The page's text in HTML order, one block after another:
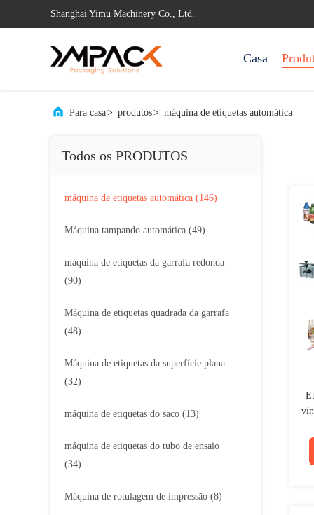
Shanghai Yimu Machinery Co., Ltd.
Casa
Para casa> produtos> máquina de etiquetas automática
Todos os PRODUTOS
máquina de etiquetas automática (146)
Máquina tampando automática (49)
máquina de etiquetas da garrafa redonda
(90)
Máquina de etiquetas quadrada da garrafa
(48)
Máquina de etiquetas da superfície plana
(32)
máquina de etiquetas do saco (13)
máquina de etiquetas do tubo de ensaio
(34)
Máquina de rotulagem de impressão (8)